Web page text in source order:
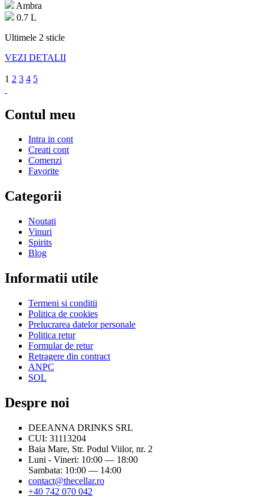
Ambra
0.7 L
Ultimele 2 sticle
VEZI DETALII
1 2 3 4 5
Contul meu
Intra in cont
Creati cont
Comenzi
Favorite
Categorii
Noutati
Vinuri
Spirits
Blog
Informatii utile
Termeni si conditii
Politica de cookies
Prelucrarea datelor personale
Politica retur
Formular de retur
Retragere din contract
ANPC
SOL
Despre noi
DEEANNA DRINKS SRL
CUI: 31113204
Baia Mare, Str. Podul Viilor, nr. 2
Luni - Vineri: 10:00 — 18:00
Sambata: 10:00 — 14:00
contact@thecellar.ro
+40 742 070 042